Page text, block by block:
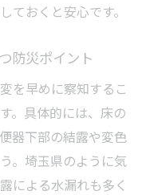
ておくと安心です。
防災ポイント
を早めに察知するこ
。具体的には、床の
器下部の結露や変色
。埼玉県のように気
による水漏れも多く